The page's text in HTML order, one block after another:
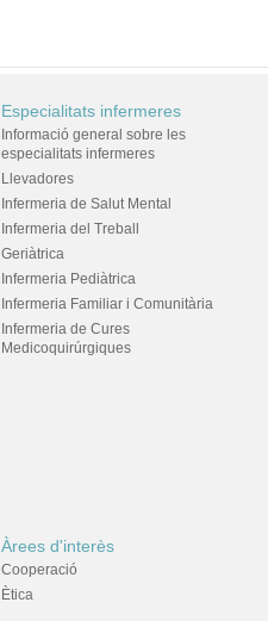
Especialitats infermeres
Informació general sobre les
especialitats infermeres
Llevadores
Infermeria de Salut Mental
Infermeria del Treball
Geriàtrica
Infermeria Pediàtrica
Infermeria Familiar i Comunitària
Infermeria de Cures
Medicoquirúrgiques
Àrees d'interès
Cooperació
Ètica